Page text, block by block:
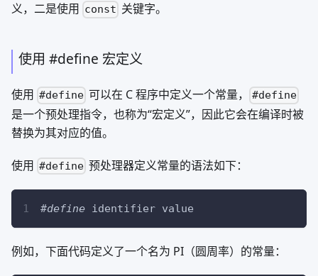
义，二是使用 const 关键字。
使用 #define 宏定义
使用 #define 可以在 C 程序中定义一个常量， #define
是一个预处理指令，也称为“宏定义”，因此它会在编译时被
替换为其对应的值。
使用 #define 预处理器定义常量的语法如下：
#define identifier value
例如，下面代码定义了一个名为 PI（圆周率）的常量：